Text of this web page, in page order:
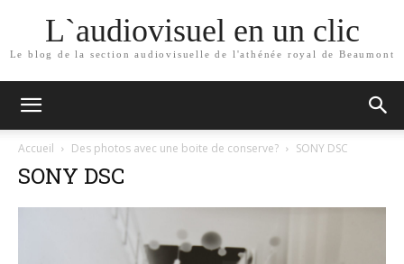
L`audiovisuel en un clic
Le blog de la section audiovisuelle de l'athénée royal de Beaumont
Accueil Des photos avec une boite de conserve? SONY DSC
SONY DSC